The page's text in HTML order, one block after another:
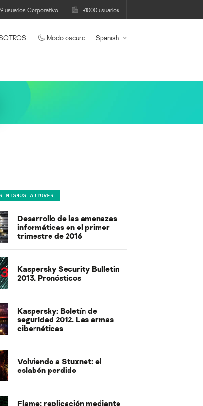
usuarios Corporativo +1000 usuarios
Modo oscuro Spanish
MISMOS AUTORES
Desarrollo de las amenazas
informáticas en el primer
trimestre de 2016
Kaspersky Security Bulletin
2013. Pronósticos
Kaspersky: Boletín de
seguridad 2012. Las armas
cibernéticas
Volviendo a Stuxnet: el
eslabón perdido
Flame: replicación mediante